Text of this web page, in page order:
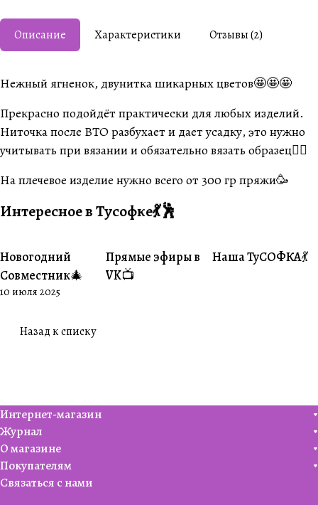
Описание Характеристики Отзывы (2)
Нежный ягненок, двунитка шикарных цветов🤩🤩🤩
Прекрасно подойдёт практически для любых изделий.
Ниточка после ВТО разбухает и дает усадку, это нужно
учитывать при вязании и обязательно вязать образец👌🏽
На плечевое изделие нужно всего от 300 гр пряжи🥳
Интересное в Тусофке💃🕺
#Совместники
Новогодний
Совместник🎄
10 июля 2025
#Житуха
Прямые эфиры в
VK📺
#Совместники
Наша ТуСОФКА💃
Назад к списку
Интернет-магазин
Журнал
О магазине
Покупателям
Связаться с нами